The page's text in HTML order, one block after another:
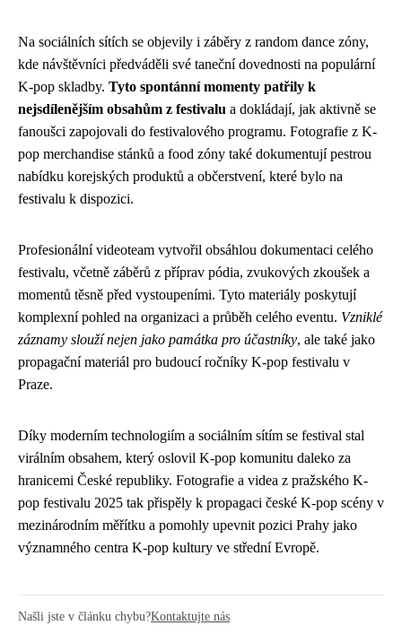
Na sociálních sítích se objevily i záběry z random dance zóny,
kde návštěvníci předváděli své taneční dovednosti na populární
K-pop skladby. Tyto spontánní momenty patřily k
nejsdílenějším obsahům z festivalu a dokládají, jak aktivně se
fanoušci zapojovali do festivalového programu. Fotografie z K-
pop merchandise stánků a food zóny také dokumentují pestrou
nabídku korejských produktů a občerstvení, které bylo na
festivalu k dispozici.
Profesionální videoteam vytvořil obsáhlou dokumentaci celého
festivalu, včetně záběrů z příprav pódia, zvukových zkoušek a
momentů těsně před vystoupeními. Tyto materiály poskytují
komplexní pohled na organizaci a průběh celého eventu. Vzniklé
záznamy slouží nejen jako památka pro účastníky, ale také jako
propagační materiál pro budoucí ročníky K-pop festivalu v
Praze.
Díky moderním technologiím a sociálním sítím se festival stal
virálním obsahem, který oslovil K-pop komunitu daleko za
hranicemi České republiky. Fotografie a videa z pražského K-
pop festivalu 2025 tak přispěly k propagaci české K-pop scény v
mezinárodním měřítku a pomohly upevnit pozici Prahy jako
významného centra K-pop kultury ve střední Evropě.
Našli jste v článku chybu?Kontaktujte nás